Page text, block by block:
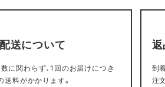
送について
に関わらず、1回のお届けにつき
料がかかります。
返
到
注